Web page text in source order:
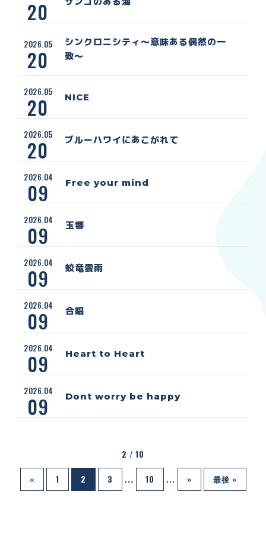
20
2026.05
20
シンクロニシティ〜意味ある偶然の一
致〜
2026.05
20 NICE
2026.05
20 ブルーハワイにあこがれて
2026.04
09 Free your mind
2026.04
09 玉響
2026.04
09 蛟竜雲雨
2026.04
09 合唱
2026.04
09 Heart to Heart
2026.04
09 Dont worry be happy
2 / 10
« 1 2 3 ... 10 ... » 最後 »